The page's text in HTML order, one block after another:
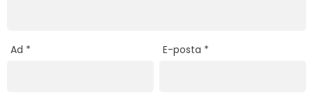
Ad * E-posta *